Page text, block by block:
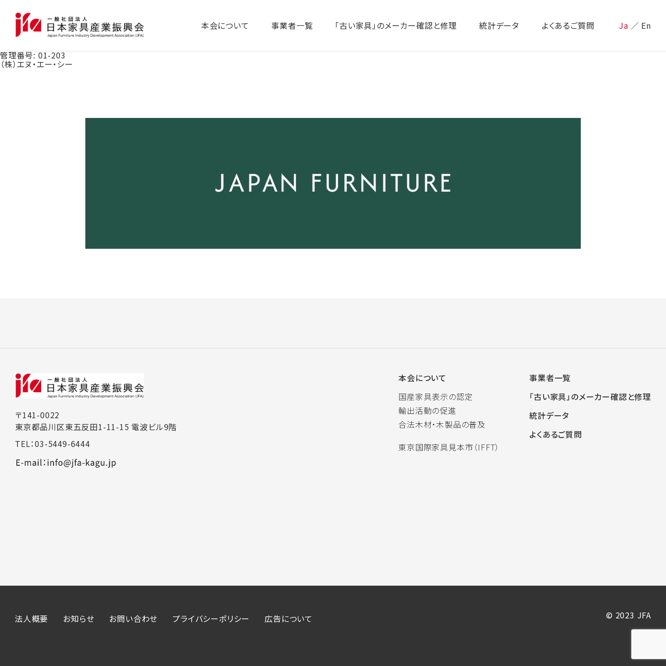
本会について 事業者一覧 「古い家具」のメーカー確認と修理 統計データ よくあるご質問 Ja ／ En
管理番号: 01-203
（株）エヌ・エー・シー
〒141-0022
東京都品川区東五反田1-11-15 電波ビル9階
TEL：03-5449-6444
本会について
国産家具表示の認定
輸出活動の促進
合法木材・木製品の普及
東京国際家具見本市（IFFT）
事業者一覧
「古い家具」のメーカー確認と修理
統計データ
よくあるご質問
法人概要 お知らせ お問い合わせ プライバシーポリシー 広告について © 2023 JFA